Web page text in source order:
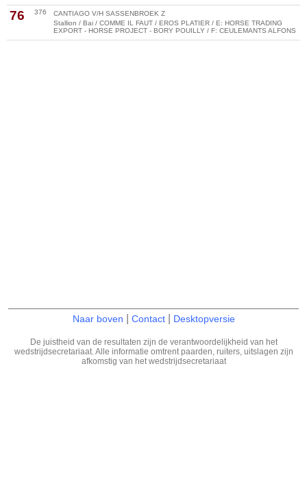
76 376
CANTIAGO V/H SASSENBROEK Z
Stallion / Bai / COMME IL FAUT / EROS PLATIER / E: HORSE TRADING
EXPORT - HORSE PROJECT - BORY POUILLY / F: CEULEMANTS ALFONS
Naar boven Contact Desktopversie
De juistheid van de resultaten zijn de verantwoordelijkheid van het
wedstrijdsecretariaat. Alle informatie omtrent paarden, ruiters, uitslagen zijn
afkomstig van het wedstrijdsecretariaat